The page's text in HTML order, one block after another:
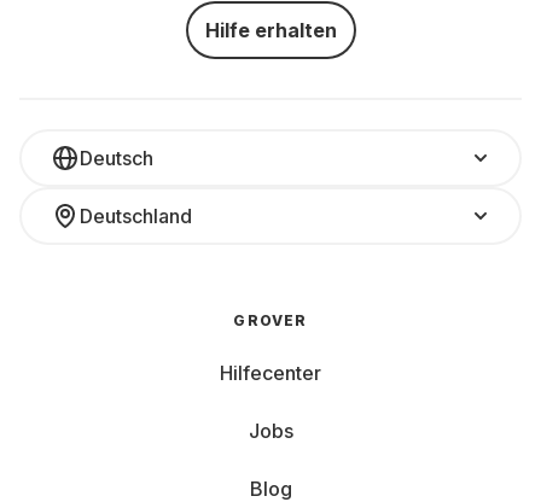
Hilfe erhalten
Deutsch
Deutschland
GROVER
Hilfecenter
Jobs
Blog